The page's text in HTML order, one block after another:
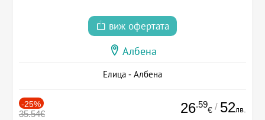
виж офертата
Албена
Елица - Албена
-25%
35.54€ 26.59
€ / 52лв.